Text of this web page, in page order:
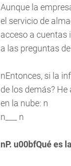
Aunque la
el servicio de
acceso a cuentas
a las preguntas
nEntonces, si la
de los demás?
en la nube: n
n___ n
nP. u00bfQué es